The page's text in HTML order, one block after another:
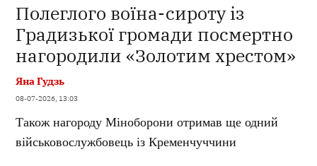
Полеглого воїна-сироту із
Градизької громади посмертно
нагородили «Золотим хрестом»
Яна Гудзь
08-07-2026, 13:03
Також нагороду Міноборони отримав ще одний
військовослужбовець із Кременчуччини